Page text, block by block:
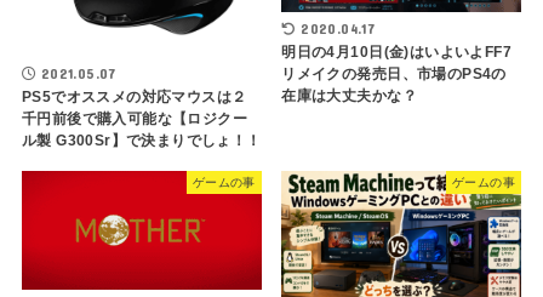
2021.05.07
PS5でオススメの対応マウスは２
千円前後で購入可能な【ロジクー
ル製 G300Sr】で決まりでしょ！！
2020.04.17
明日の4月10日(金)はいよいよFF7
リメイクの発売日、市場のPS4の
在庫は大丈夫かな？
ゲームの事 ゲームの事